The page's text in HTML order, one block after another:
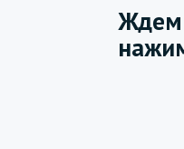
Ждем